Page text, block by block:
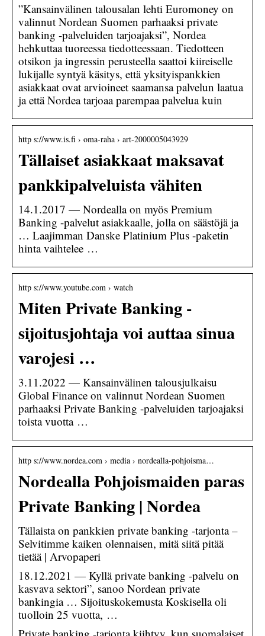
”Kansainvälinen talousalan lehti Euromoney on
valinnut Nordean Suomen parhaaksi private
banking -palveluiden tarjoajaksi”, Nordea
hehkuttaa tuoreessa tiedotteessaan. Tiedotteen
otsikon ja ingressin perusteella saattoi kiireiselle
lukijalle syntyä käsitys, että yksityispankkien
asiakkaat ovat arvioineet saamansa palvelun laatua
ja että Nordea tarjoaa parempaa palvelua kuin
http s://www.is.fi › oma-raha › art-2000005043929
Tällaiset asiakkaat maksavat
pankkipalveluista vähiten
14.1.2017 — Nordealla on myös Premium
Banking -palvelut asiakkaalle, jolla on säästöjä ja
… Laajimman Danske Platinium Plus -paketin
hinta vaihtelee …
http s://www.youtube.com › watch
Miten Private Banking -
sijoitusjohtaja voi auttaa sinua
varojesi …
3.11.2022 — Kansainvälinen talousjulkaisu
Global Finance on valinnut Nordean Suomen
parhaaksi Private Banking -palveluiden tarjoajaksi
toista vuotta …
http s://www.nordea.com › media › nordealla-pohjoisma…
Nordealla Pohjoismaiden paras
Private Banking | Nordea
Tällaista on pankkien private banking -tarjonta –
Selvitimme kaiken olennaisen, mitä siitä pitää
tietää | Arvopaperi
18.12.2021 — Kyllä private banking -palvelu on
kasvava sektori”, sanoo Nordean private
bankingia … Sijoituskokemusta Koskisella oli
tuolloin 25 vuotta, …